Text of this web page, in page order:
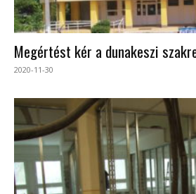
Megértést kér a dunakeszi
2020-11-30